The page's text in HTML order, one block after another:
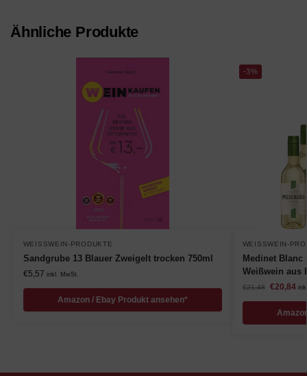
Ähnliche Produkte
WEISSWEIN-PRODUKTE
Sandgrube 13 Blauer Zweigelt trocken 750ml
€5,57 inkl. MwSt.
Amazon / Ebay Produkt ansehen*
-3%
WEISSWEIN-
Medinet Blanc
Weißwein aus
€21,48 €20,84